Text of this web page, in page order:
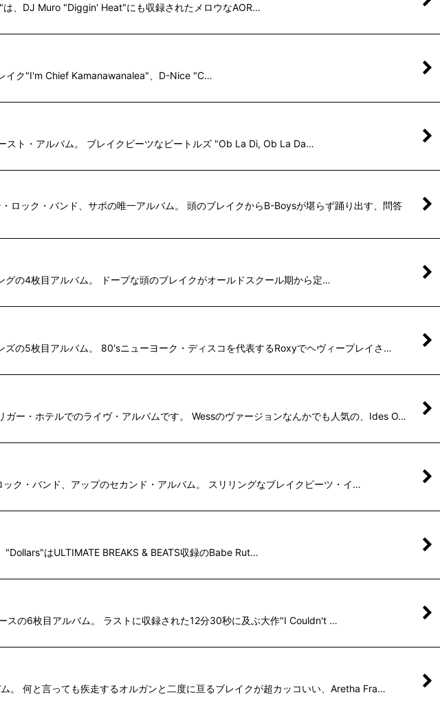
、DJ Muro "Diggin' Heat"にも収録されたメロウなAOR…
イク"I'm Chief Kamanawanalea"、D-Nice "C…
スト・アルバム。 ブレイクビーツなビートルズ "Ob La Di, Ob La Da…
ロック・バンド、サポの唯一アルバム。 頭のブレイクからB-Boysが堪らず踊り出す、問答
の4枚目アルバム。 ドープな頭のブレイクがオールドスクール期から定…
の5枚目アルバム。 80'sニューヨーク・ディスコを代表するRoxyでヘヴィープレイさ…
ー・ホテルでのライヴ・アルバムです。 Wessのヴァージョンなんかでも人気の、Ides O…
ク・バンド、アップのセカンド・アルバム。 スリリングなブレイクビーツ・イ…
はULTIMATE BREAKS & BEATS収録のBabe Rut…
スの6枚目アルバム。 ラストに収録された12分30秒に及ぶ大作"I Couldn't …
。 何と言っても疾走するオルガンと二度に亘るブレイクが超カッコいい、Aretha Fra…